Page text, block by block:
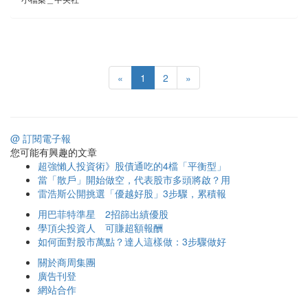
« 1 2 »
@ 訂閱電子報
您可能有興趣的文章
超強懶人投資術》股債通吃的4檔「平衡型」
當「散戶」開始做空，代表股市多頭將啟？用
雷浩斯公開挑選「優越好股」3步驟，累積報
用巴菲特準星 2招篩出績優股
學頂尖投資人 可賺超額報酬
如何面對股市萬點？達人這樣做：3步驟做好
關於商周集團
廣告刊登
網站合作